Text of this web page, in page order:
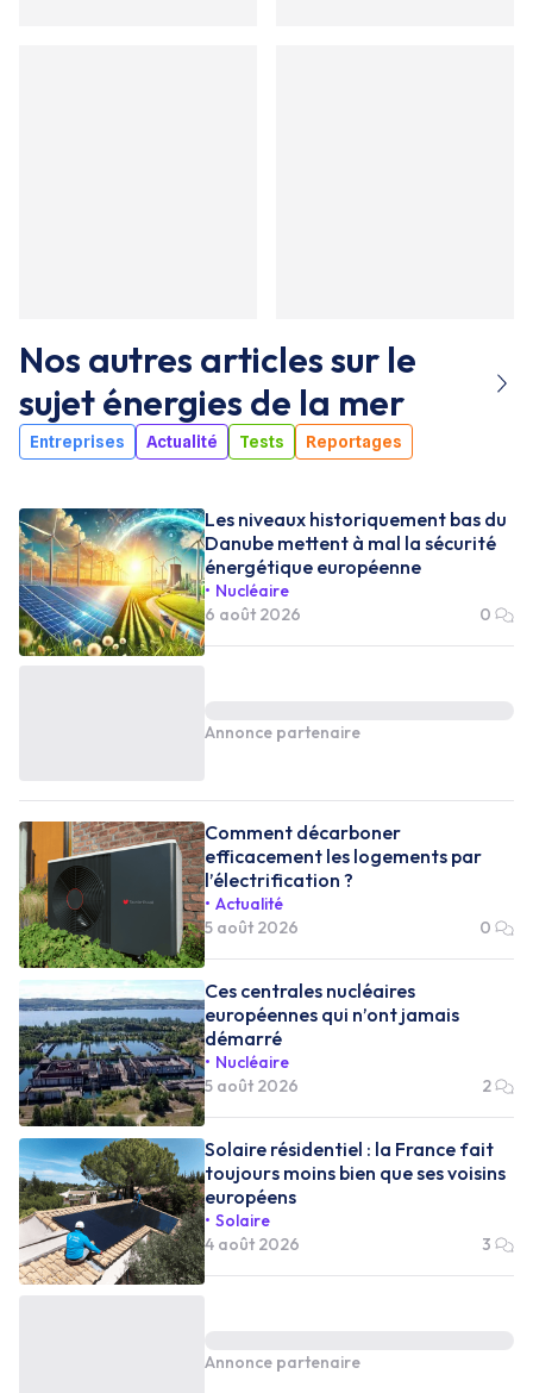
Nos autres articles sur le
sujeténergies de la mer
Entreprises Actualité Tests Reportages
Les niveaux historiquement bas du
Danube mettent à mal la sécurité
énergétique européenne
Nucléaire
6 août 2026
0
Annonce partenaire
Comment décarboner
efficacement les logements par
l’électrification ?
Actualité
5 août 2026
0
Ces centrales nucléaires
européennes qui n’ont jamais
démarré
Nucléaire
5 août 2026
2
Solaire résidentiel : la France fait
toujours moins bien que ses voisins
européens
Solaire
4 août 2026
3
Annonce partenaire